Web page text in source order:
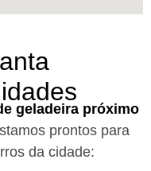
geladeira próximo
prontos para
da cidade: